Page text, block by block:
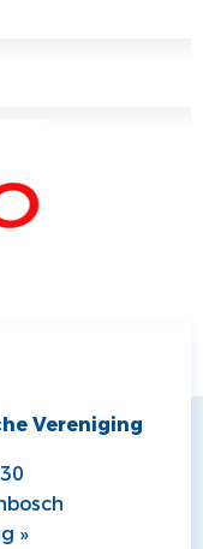
Vereniging
»